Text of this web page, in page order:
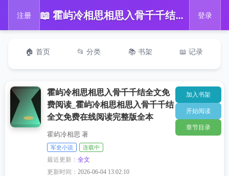
注册 📖 霍屿冷相思相思入骨千千结全文免费阅读_霍屿冷相思相思入骨千千结全文免费在线阅读完整版全本 登录
🏠 首页 📂 分类 📚 书架 📖 记录
霍屿冷相思相思入骨千千结全文免
费阅读_霍屿冷相思相思入骨千千结
全文免费在线阅读完整版全本
霍屿冷相思 著
军史小说 连载中
最近更新：全文
更新时间：2026-06-04 13:02:10
加入书架
开始阅读
章节目录